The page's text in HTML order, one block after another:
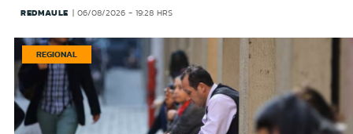
REDMAULE 06/08/2026 - 19:28 HRS
REGIONAL